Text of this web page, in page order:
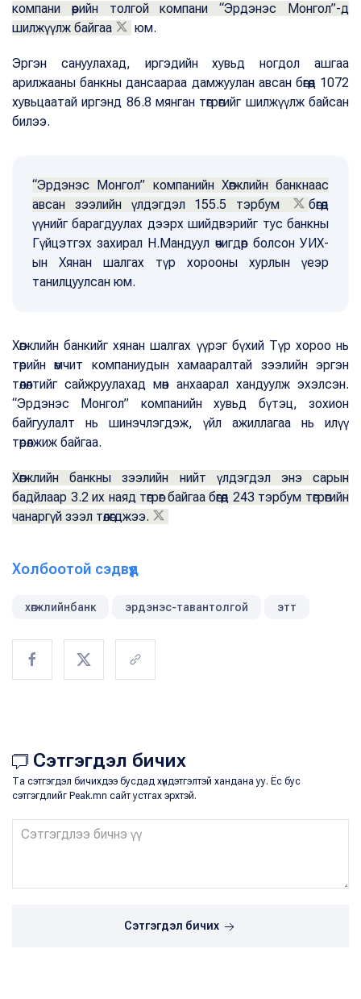
компани өөрийн толгой компани “Эрдэнэс Монгол”-д
шилжүүлж байгаа
юм.
Эргэн сануулахад, иргэдийн хувьд ногдол ашгаа
арилжааны банкны дансаараа дамжуулан авсан бөгөөд 1072
хувьцаатай иргэнд 86.8 мянган төгрөгийг шилжүүлж байсан
билээ.
“Эрдэнэс Монгол” компанийн Хөгжлийн банкнаас
авсан зээлийн үлдэгдэл 155.5 тэрбум
бөгөөд
үүнийг барагдуулах дээрх шийдвэрийг тус банкны
Гүйцэтгэх захирал Н.Мандуул өчигдөр болсон УИХ-
ын Хянан шалгах түр хорооны хурлын үеэр
танилцуулсан юм.
Хөгжлийн банкийг хянан шалгах үүрэг бүхий Түр хороо нь
төрийн өмчит компаниудын хамааралтай зээлийн эргэн
төлөлтийг сайжруулахад мөн анхаарал хандуулж эхэлсэн.
“Эрдэнэс Монгол” компанийн хувьд бүтэц, зохион
байгуулалт нь шинэчлэгдэж, үйл ажиллагаа нь илүү
төрөлжиж байгаа.
Хөгжлийн банкны зээлийн нийт үлдэгдэл энэ сарын
бадйлаар 3.2 их наяд төгрөг байгаа бөгөөд 243 тэрбум төгрөгийн
чанаргүй зээл төлөгджээ.
Холбоотой сэдвүүд
хөгжлийнбанк эрдэнэс-тавантолгой этт
Сэтгэгдэл бичих
Та сэтгэгдэл бичихдээ бусдад хүндэтгэлтэй хандана уу. Ёс бус
сэтгэгдлийг Peak.mn сайт устгах эрхтэй.
Сэтгэгдэл бичих